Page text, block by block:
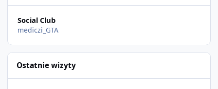
Social Club
mediczi_GTA
Ostatnie wizyty